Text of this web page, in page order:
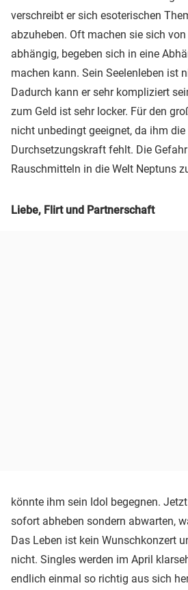
verschreibt er sich esoterischen
abzuheben. Oft machen sie sich
abhängig, begeben sich in eine
machen kann. Sein Seelenleben ist
Dadurch kann er sehr kompliziert
zum Geld ist sehr locker. Für den
nicht unbedingt geeignet, da ihm
Durchsetzungskraft fehlt. Die
Rauschmitteln in die Welt Neptuns
Liebe, Flirt und Partnerschaft
könnte ihm sein Idol begegnen.
sofort abheben sondern abwarten,
Das Leben ist kein Wunschkonzert
nicht. Singles werden im April
endlich einmal so richtig aus sich